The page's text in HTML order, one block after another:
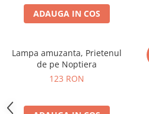
ADAUGA IN COS
Lampa amuzanta, Prietenul
de pe Noptiera
123 RON